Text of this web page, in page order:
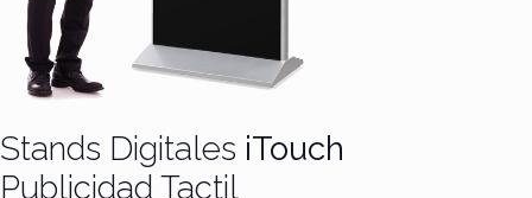
Stands Digitales iTouch
Publicidad Tactil